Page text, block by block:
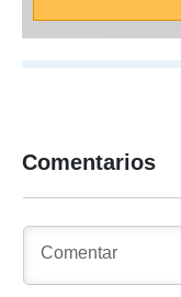
Comentarios